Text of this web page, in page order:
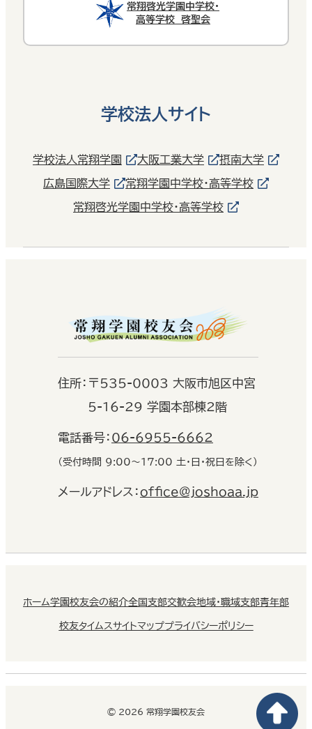
常翔啓光学園中学校・
高等学校 啓聖会
学校法人サイト
学校法人常翔学園 大阪工業大学 摂南大学
広島国際大学 常翔学園中学校・高等学校
常翔啓光学園中学校・高等学校
住所： 〒535-0003 大阪市旭区中宮
5-16-29 学園本部棟2階
電話番号： 06-6955-6662
（受付時間 9:00〜17:00 土・日・祝日を除く）
メールアドレス：office@joshoaa.jp
ホーム学園校友会の紹介全国支部交歓会地域・職域支部青年部
校友タイムスサイトマッププライバシーポリシー
© 2026 常翔学園校友会